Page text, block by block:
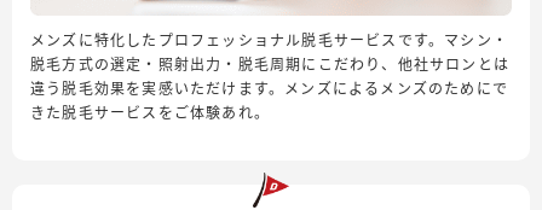
メンズに特化したプロフェッショナル脱毛サービスです。マシン・
脱毛方式の選定・照射出力・脱毛周期にこだわり、他社サロンとは
違う脱毛効果を実感いただけます。メンズによるメンズのためにで
きた脱毛サービスをご体験あれ。